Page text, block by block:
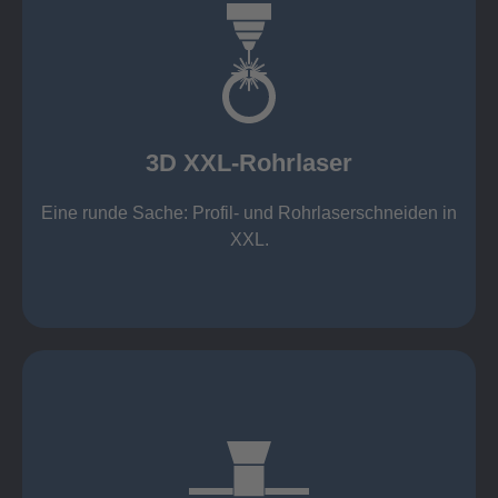
3D XXL-Rohrlaser
Eine runde Sache: Profil- und Rohrlaserschneiden in
XXL.
3D XXL-Rohrlaser
Rechteckprofile bis 300 x 300 mm
Wandstärken:
Nichtrostende Stähle 15 mm (oxidfrei)
Aluminium 10 mm (oxidfrei)